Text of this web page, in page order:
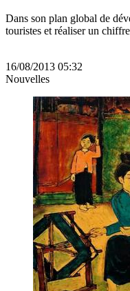
Dans son plan global de
touristes et réaliser un
16/08/2013 05:32
Nouvelles